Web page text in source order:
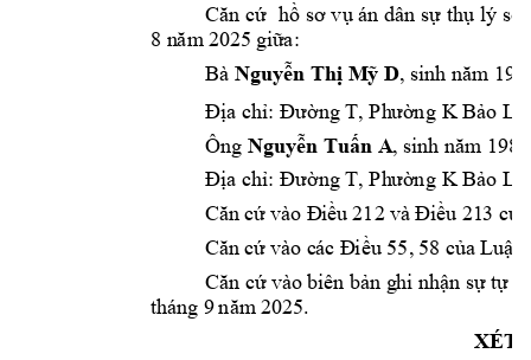
Căn cứ hồ sơ vụ án dân sự thụ lý số
8 năm 2025 giữa:
Bà Nguyễn Thị Mỹ D, sinh năm
Địa chỉ: Đường T, Phường K Bảo L
Ông Nguyễn Tuấn A, sinh năm
Địa chỉ: Đường T, Phường K Bảo L
Căn cứ vào Điều 212 và Điều 213 củ
Căn cứ vào các Điều 55, 58 của Luật
Căn cứ vào biên bản ghi nhận sự tự
tháng 9 năm 2025.
XÉT